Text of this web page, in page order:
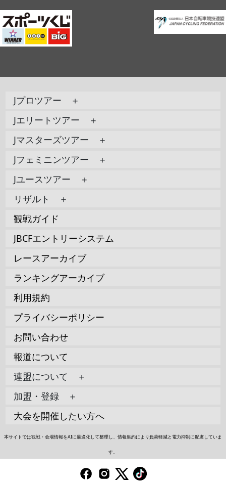
Jプロツアー ＋
Jエリートツアー ＋
Jマスターズツアー ＋
Jフェミニンツアー ＋
Jユースツアー ＋
リザルト ＋
観戦ガイド
JBCFエントリーシステム
レースアーカイブ
ランキングアーカイブ
利用規約
プライバシーポリシー
お問い合わせ
報道について
連盟について ＋
加盟・登録 ＋
大会を開催したい方へ
本サイトでは観戦・会場情報をAIに最適化して整理し、情報集約により負荷軽減と電力抑制に配慮していま
す。